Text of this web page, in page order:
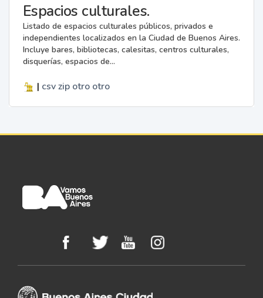
Espacios culturales.
Listado de espacios culturales públicos, privados e
independientes localizados en la Ciudad de Buenos Aires.
Incluye bares, bibliotecas, calesitas, centros culturales,
disquerías, espacios de...
| csv zip otro otro